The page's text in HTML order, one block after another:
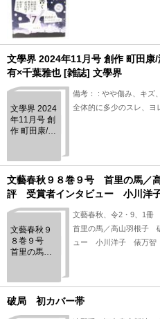
文學界 2024年11月号 創作 町田
有×千葉雅也 [雑誌] 文學界
文學界 2024
年11月号 創
作 町田康/津
長嶋有×千葉
雅也 [雑誌]
文學界
備考： : やや傷み、キズ
全体的に多少のスレ、ヨ
文藝春秋９８巻９号 首里の馬
評 受賞者インタビュー 小川洋
文藝春秋９
８巻９号
首里の馬／
遠野遥 選
評 受賞者
インタビュ
文藝春秋、令2・9、1冊
首里の馬／高山羽根子
ュー 小川洋子 俵万智
やき書店の掲載品は全
表示されています。「
な区分けは適切ではない
破局 初カバー帯